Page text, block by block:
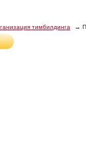
тимбилдинга